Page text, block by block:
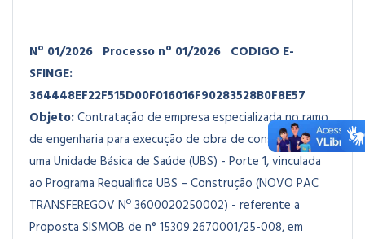
Nº 01/2026 Processo nº 01/2026 CODIGO E-
SFINGE:
364448EF22F515D00F016016F90283528B0F8E57
Objeto:Contratação de empresa especializada no ramo
de engenharia para execução de obra de construção de
uma Unidade Básica de Saúde (UBS) - Porte 1, vinculada
ao Programa Requalifica UBS – Construção (NOVO PAC
TRANSFEREGOV Nº 3600020250002) - referente a
Proposta SISMOB de n° 15309.2670001/25-008, em